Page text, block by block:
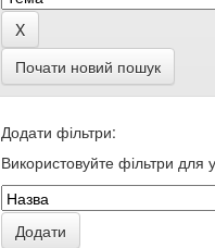
Почати новий пошук
Додати фільтри:
Використовуйте фільтри для